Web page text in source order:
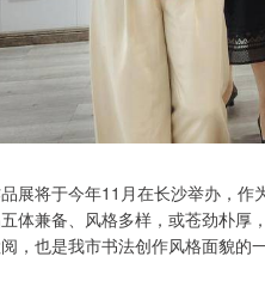
展将于今年11月在长沙举办，作
体兼备、风格多样，或苍劲朴
，也是我市书法创作风格面貌的